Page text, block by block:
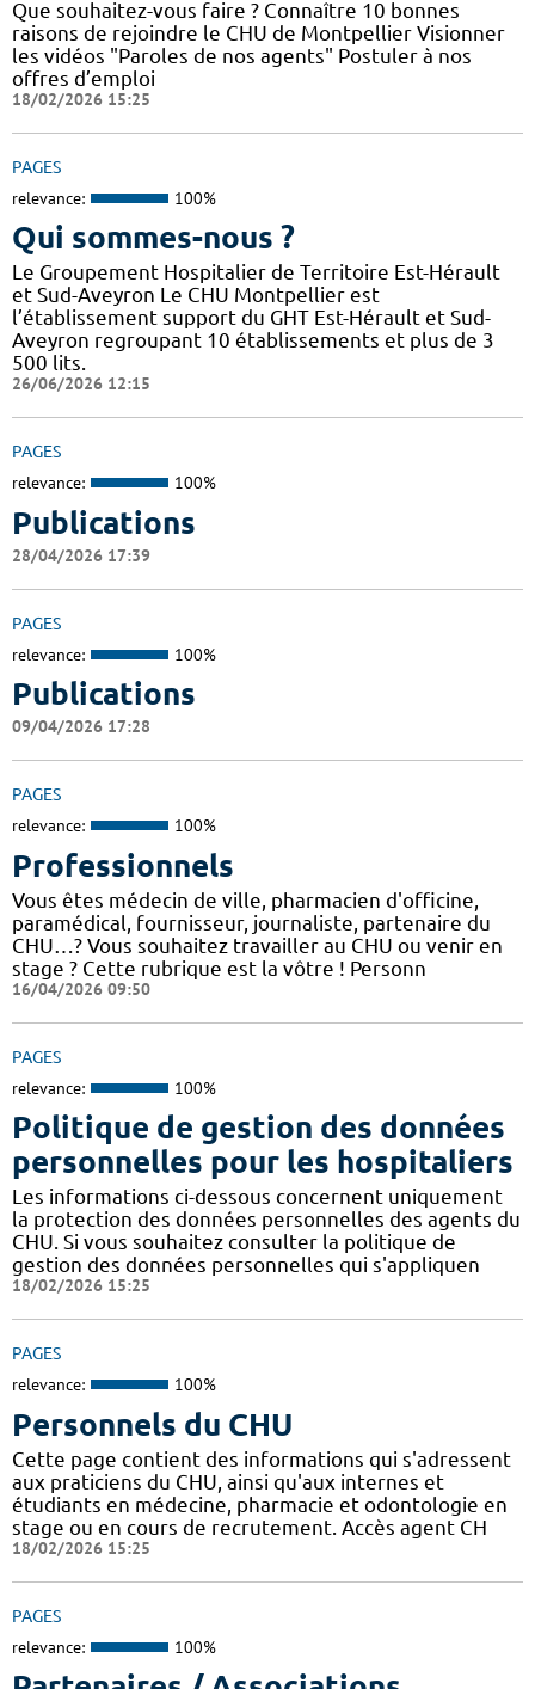
Que souhaitez-vous faire ? Connaître 10 bonnes
raisons de rejoindre le CHU de Montpellier Visionner
les vidéos "Paroles de nos agents" Postuler à nos
offres d’emploi
18/02/2026 15:25
PAGES
relevance: 100%
Qui sommes-nous ?
Le Groupement Hospitalier de Territoire Est-Hérault
et Sud-Aveyron Le CHU Montpellier est
l’établissement support du GHT Est-Hérault et Sud-
Aveyron regroupant 10 établissements et plus de 3
500 lits.
26/06/2026 12:15
PAGES
relevance: 100%
Publications
28/04/2026 17:39
PAGES
relevance: 100%
Publications
09/04/2026 17:28
PAGES
relevance: 100%
Professionnels
Vous êtes médecin de ville, pharmacien d'officine,
paramédical, fournisseur, journaliste, partenaire du
CHU…? Vous souhaitez travailler au CHU ou venir en
stage ? Cette rubrique est la vôtre ! Personn
16/04/2026 09:50
PAGES
relevance: 100%
Politique de gestion des données
personnelles pour les hospitaliers
Les informations ci-dessous concernent uniquement
la protection des données personnelles des agents du
CHU. Si vous souhaitez consulter la politique de
gestion des données personnelles qui s'appliquen
18/02/2026 15:25
PAGES
relevance: 100%
Personnels du CHU
Cette page contient des informations qui s'adressent
aux praticiens du CHU, ainsi qu'aux internes et
étudiants en médecine, pharmacie et odontologie en
stage ou en cours de recrutement. Accès agent CH
18/02/2026 15:25
PAGES
relevance: 100%